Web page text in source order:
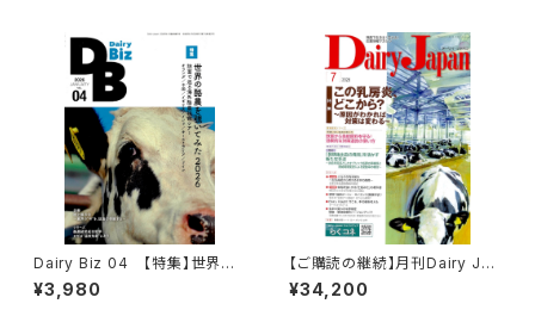
Dairy Biz 04 【特集】世界の
酪農を覗いてみた2026
¥3,980
【ご購読の継続】月刊Dairy Jap
an定期購読
¥34,200